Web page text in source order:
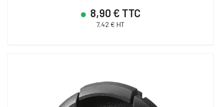
8,90 € TTC
7,42 € HT